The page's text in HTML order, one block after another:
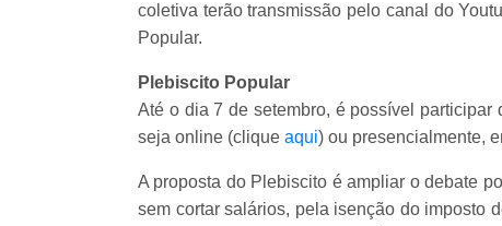
coletiva terão transmissão pelo canal do
Popular.
Plebiscito Popular
Até o dia 7 de setembro, é possível
seja online (clique aqui) ou presencialmente,
A proposta do Plebiscito é ampliar o debate
sem cortar salários, pela isenção do imposto